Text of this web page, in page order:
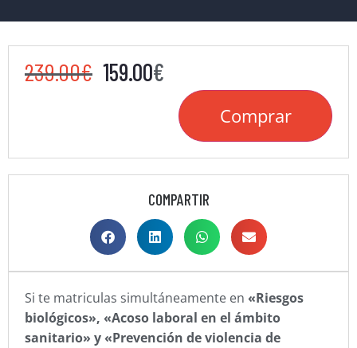
239.00€ 159.00€
Comprar
COMPARTIR
Si te matriculas simultáneamente en «Riesgos
biológicos», «Acoso laboral en el ámbito
sanitario» y «Prevención de violencia de